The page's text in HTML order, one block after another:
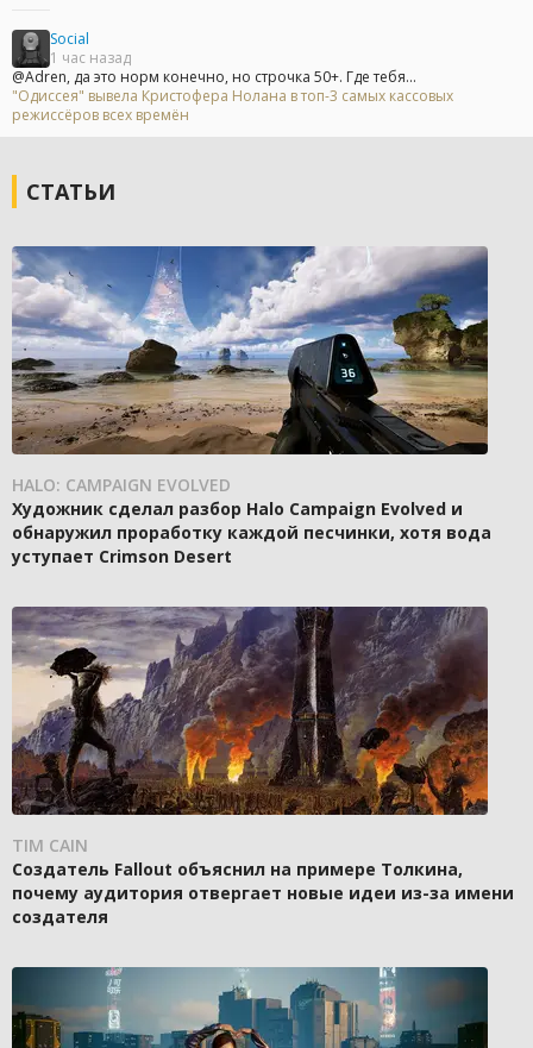
Social
1 час назад
@Adren, да это норм конечно, но строчка 50+. Где тебя...
"Одиссея" вывела Кристофера Нолана в топ-3 самых кассовых
режиссёров всех времён
СТАТЬИ
HALO: CAMPAIGN EVOLVED
Художник сделал разбор Halo Campaign Evolved и
обнаружил проработку каждой песчинки, хотя вода
уступает Crimson Desert
TIM CAIN
Создатель Fallout объяснил на примере Толкина,
почему аудитория отвергает новые идеи из-за имени
создателя